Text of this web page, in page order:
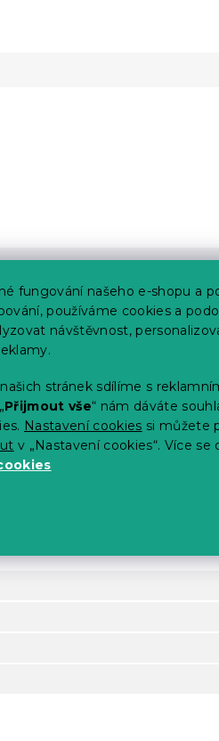
fungování našeho e-shopu a
používáme cookies a
návštěvnost,
stránek sdílíme s
Přijmout vše“ nám dáváte
Nastavení cookies si můžete
v „Nastavení cookies“. Více se